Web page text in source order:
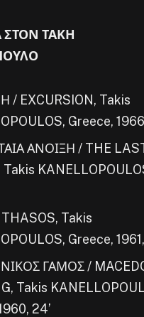
ΤΑΚΗ
/ EXCURSION, Takis
Greece,
ΑΝΟΙΞΗ / THE
Takis
Takis
Greece, 1961,
ΓΑΜΟΣ /
Takis
24’